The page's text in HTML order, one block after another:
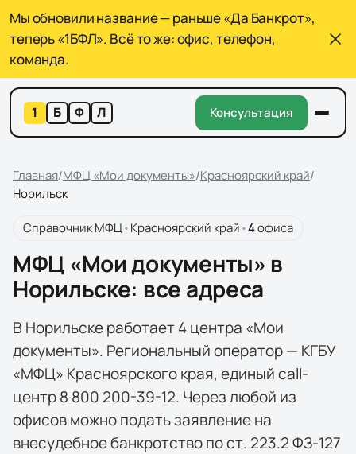
Мы обновили название — раньше «Да Банкрот»,
теперь «1БФЛ». Всё то же: офис, телефон,
команда.
1 Б Ф Л Консультация
Главная/МФЦ «Мои документы»/Красноярский край/
Норильск
Справочник МФЦ•Красноярский край•4офиса
МФЦ «Мои документы» в
Норильске: все адреса
В Норильске работает 4 центра «Мои
документы». Региональный оператор — КГБУ
«МФЦ» Красноярского края, единый call-
центр 8 800 200-39-12. Через любой из
офисов можно подать заявление на
внесудебное банкротство по ст. 223.2 ФЗ-127